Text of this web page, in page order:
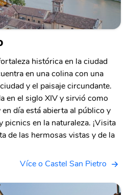
histórica en la ciudad
en una colina con una
y el paisaje circundante.
en el siglo XIV y sirvió como
día está abierta al público y
picnics en la naturaleza. ¡Visita
de las hermosas vistas y de la
Více o Castel San Pietro